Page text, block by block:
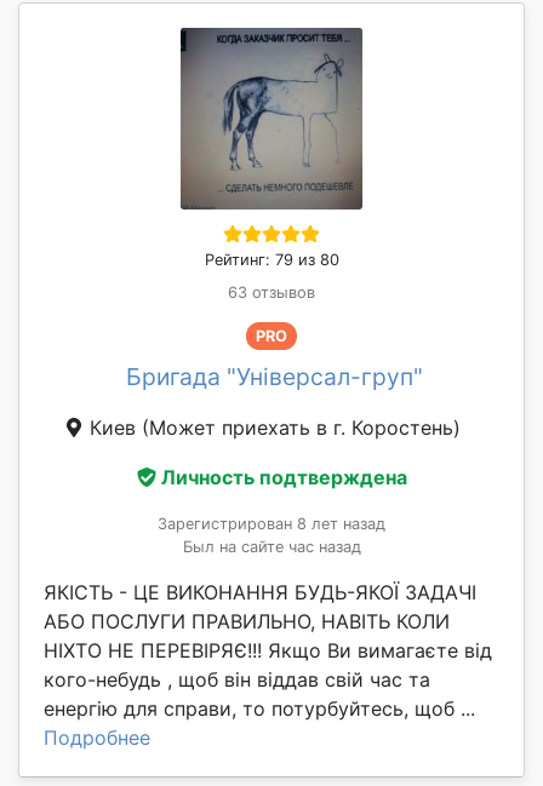
Рейтинг: 79 из 80
63 отзывов
PRO
Бригада "Універсал-груп"
Киев (Может приехать в г. Коростень)
Личность подтверждена
Зарегистрирован 8 лет назад
Был на сайте час назад
ЯКІСТЬ - ЦЕ ВИКОНАННЯ БУДЬ-ЯКОЇ ЗАДАЧІ
АБО ПОСЛУГИ ПРАВИЛЬНО, НАВІТЬ КОЛИ
НІХТО НЕ ПЕРЕВІРЯЄ!!! Якщо Ви вимагаєте від
кого-небудь , щоб він віддав свій час та
енергію для справи, то потурбуйтесь, щоб ...
Подробнее